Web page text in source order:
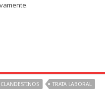
CLANDESTINOS TRATA LABORAL